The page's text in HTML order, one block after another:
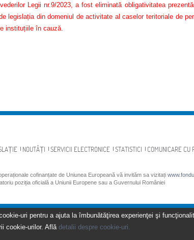
Legii nr.9/2023, a fost eliminată obligativitatea
legislația din domeniul de activitate al caselor teritoriale de
instituțiile în cauză.
NOUTĂȚI SERVICII ELECTRONICE STATISTICI COMUNICARE CU
cofinanțate de Uniunea Europeană vă invităm sa vizitați
poziția oficială a Uniunii Europene sau a Guvernului României
uri pentru a ajuta la îmbunătăţirea experienţei şi
cookie-urilor. Află detalii despre cookie-uri.